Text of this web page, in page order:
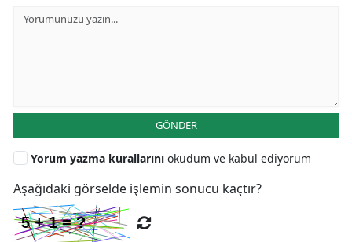
GÖNDER
Yorum yazma kurallarını okudum ve kabul ediyorum
Aşağıdaki görselde işlemin sonucu kaçtır?